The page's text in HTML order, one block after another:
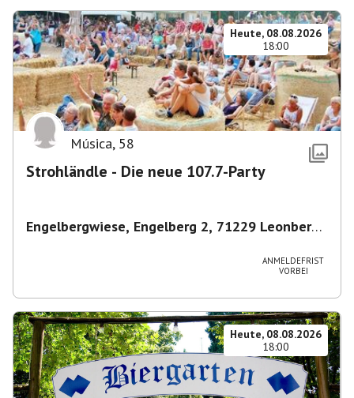
Heute, 08.08.2026
18:00
Música, 58
Strohländle - Die neue 107.7-Party
Engelbergwiese, Engelberg 2, 71229 Leonberg,
ANMELDEFRIST
VORBEI
Heute, 08.08.2026
18:00